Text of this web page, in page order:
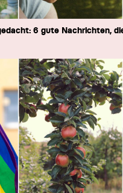
6 gute Nachrichten,